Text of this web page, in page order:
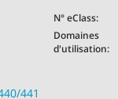
N° eClass:
Domaines
d'utilisation: